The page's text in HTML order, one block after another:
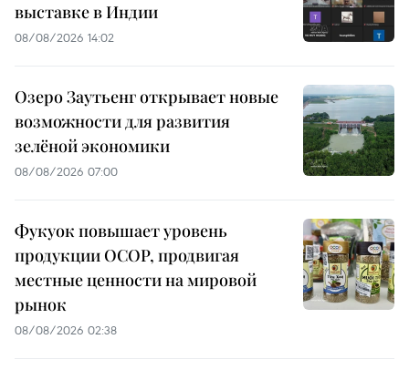
выставке в Индии
08/08/2026 14:02
Озеро Заутьенг открывает новые
возможности для развития
зелёной экономики
08/08/2026 07:00
Фукуок повышает уровень
продукции OCOP, продвигая
местные ценности на мировой
рынок
08/08/2026 02:38